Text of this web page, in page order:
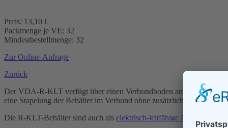
Preis: 13,10 €
Packmenge je VE: 32
Mindestbestellmenge: 32
Zur Online-Anfrage
Zurück
Der VDA-R-KLT verfügt über einen Verbundboden am Außenrand
eine Stapelung der Behälter im Verbund ohne zusätzliche Sicherung
Die R-KLT-Behälter sind auch als elektrisch-leitfähige Ausführung in